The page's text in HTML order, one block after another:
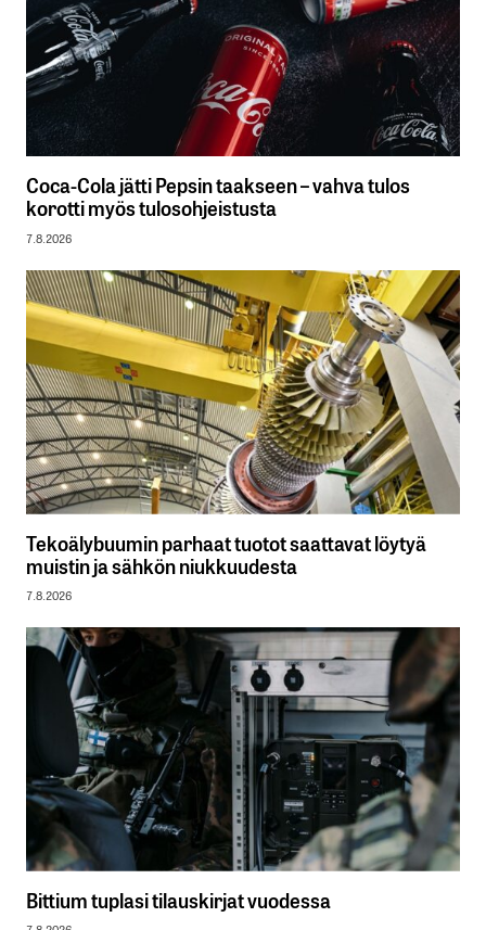
Coca-Cola jätti Pepsin taakseen – vahva tulos
korotti myös tulosohjeistusta
7.8.2026
Tekoälybuumin parhaat tuotot saattavat löytyä
muistin ja sähkön niukkuudesta
7.8.2026
Bittium tuplasi tilauskirjat vuodessa